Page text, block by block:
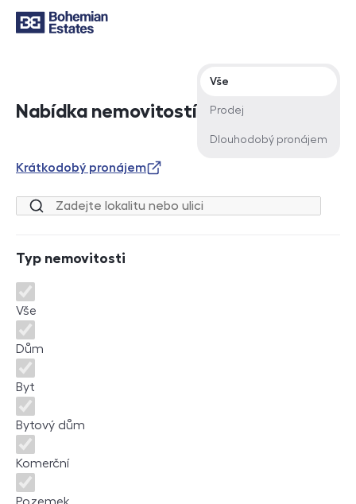
Nabídka nemovitostí
Typ nabídky
Vše
Prodej
Dlouhodobý pronájem
Krátkodobý pronájem
Lokalita nebo ulice
Typ nemovitosti
Typ nemovitosti
Vše
Dům
Byt
Bytový dům
Komerční